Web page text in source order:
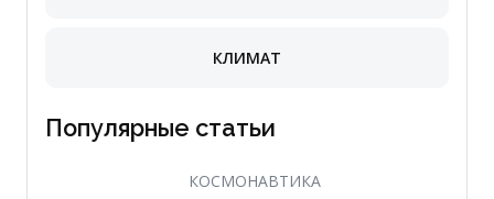
КЛИМАТ
Популярные статьи
КОСМОНАВТИКА